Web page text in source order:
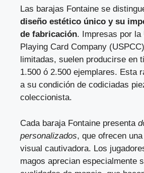
Las barajas Fontaine se
diseño estético único y su
de fabricación. Impresas por la
Playing Card Company
limitadas, suelen producirse en
1.500 ó 2.500 ejemplares. Esta
a su condición de codiciadas
coleccionista.
Cada baraja Fontaine presenta
personalizados, que ofrecen
visual cautivadora. Los
magos aprecian especialmente